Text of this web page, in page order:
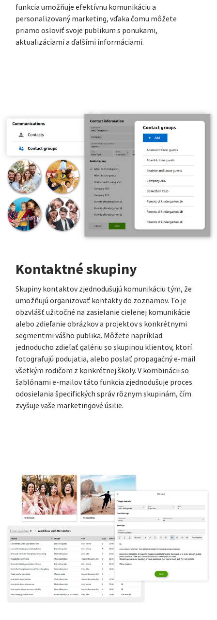
funkcia umožňuje efektívnu komunikáciu a
personalizovaný marketing, vďaka čomu môžete
priamo osloviť svoje publikum s ponukami,
aktualizáciami a ďalšími informáciami.
Kontaktné skupiny
Skupiny kontaktov zjednodušujú komunikáciu tým, že
umožňujú organizovať kontakty do zoznamov. To je
obzvlášť užitočné na zasielanie cielenej komunikácie
alebo zdieľanie obrázkov a projektov s konkrétnymi
segmentmi vášho publika. Môžete napríklad
jednoducho zdieľať galériu so skupinou klientov, ktorí
fotografujú podujatia, alebo poslať propagačný e-mail
všetkým rodičom z konkrétnej školy. V kombinácii so
šablónami e-mailov táto funkcia zjednodušuje proces
odosielania špecifických správ rôznym skupinám, čím
zvyšuje vaše marketingové úsilie.